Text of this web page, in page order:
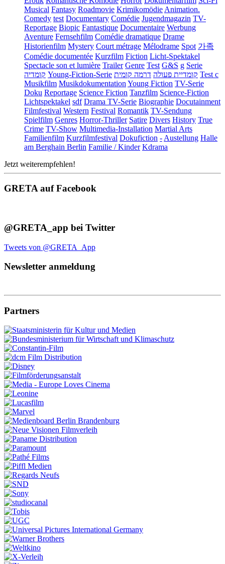
Musical Fantasy Roadmovie Krimikomödie Animation.
Comedy test Documentary Comédie Jugendmagazin TV-
Reportage Biopic Fantastique Documentaire Werbung
Aventure Fernsehfilm Comédie dramatique Drame
Historienfilm Mystery Court métrage Mélodrame Spot 가족
Comédie documentée Kurzfilm Fiction Licht-Spektakel
Spectacle son et lumière Trailer Genre Test G&S g Serie
קומדיה Young-Fiction-Serie קומדיית פעולה דרמה קומית
Test c
Musikfilm Musikdokumentation Young Fiction TV-Serie
Doku Reportage Science Fiction Tanzfilm Science-Fiction
Lichtspektakel sdf Drama TV-Serie Biographie Docutainment
Filmfestival Western Festival Romantik TV-Sendung
Spielfilm Genres Horror-Thriller Satire Divers History True
Crime TV-Show Multimedia-Installation Martial Arts
Familienfilm Kurzfilmfestival Dokufiction - Austellung Halle
am Berghain Berlin Familie / Kinder Kdrama
Jetzt weiterempfehlen!
GRETA auf Facebook
@GRETA_app bei Twitter
Tweets von @GRETA_App
Newsletter anmeldung
Partners